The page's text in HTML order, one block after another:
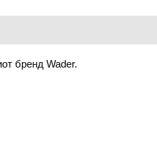
бренд Wader.